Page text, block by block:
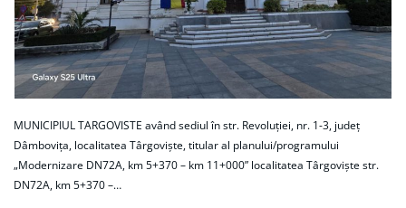
MUNICIPIUL TARGOVISTE având sediul în str. Revoluției, nr. 1-3, județ
Dâmbovița, localitatea Târgoviște, titular al planului/programului
„Modernizare DN72A, km 5+370 – km 11+000” localitatea Târgoviște str.
DN72A, km 5+370 –…